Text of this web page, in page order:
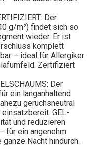
Der
g/m²) findet sich so
wieder. Er ist
komplett
– ideal für Allergiker
Zertifiziert
Der
ein langanhaltend
geruchsneutral
GEL-
und reduzieren
für ein angenehm
Nacht hindurch.